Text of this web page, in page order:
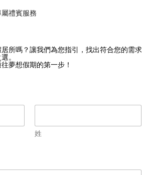
Collection 獨家優惠
旅行靈感
禮賓服務
所嗎？讓我們為您指引，找出符合您的需求
。
夢想假期的第一步！
姓